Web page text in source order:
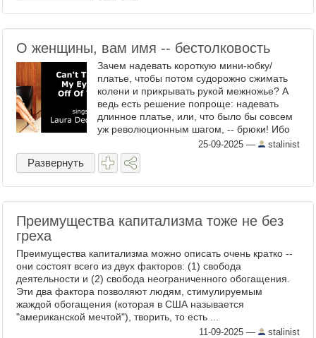
О женщины, вам имя -- бестолковость
Зачем надевать короткую мини-юбку/
платье, чтобы потом судорожно сжимать
колени и прикрывать рукой межножье? А
ведь есть решение попроще: надевать
длинное платье, или, что было бы совсем
уж революционным шагом, -- брюки! Ибо
платье/юбка -- многовековой анахронизм,
не имеющий в наши ...
25-09-2025 — stalinist
Развернуть
Преимущества капитализма тоже не без
греха
Преимущества капитализма можно описать очень кратко --
они состоят всего из двух факторов: (1) свобода
деятельности и (2) свобода неограниченного обогащения.
Эти два фактора позволяют людям, стимулируемым
жаждой обогащения (которая в США называется
"американской мечтой"), творить, то есть ...
11-09-2025 — stalinist